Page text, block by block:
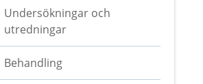
Undersökningar och
utredningar
Behandling